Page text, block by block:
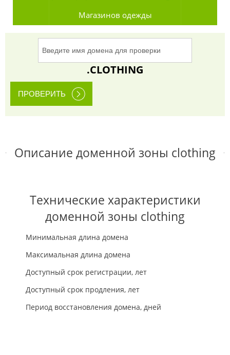
Магазинов одежды
.CLOTHING
Описание доменной зоны clothing
Технические характеристики
доменной зоны clothing
Минимальная длина домена
Максимальная длина домена
Доступный срок регистрации, лет
Доступный срок продления, лет
Период восстановления домена, дней